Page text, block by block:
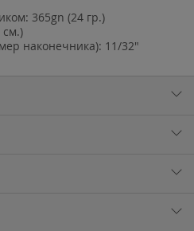
365gn (24 гр.)
наконечника): 11/32"